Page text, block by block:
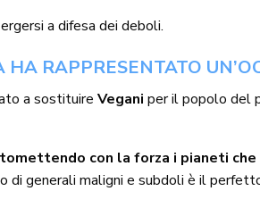
a difesa dei deboli.
HA RAPPRESENTATO
a sostituireVegani per il popolo del
con la forza i pianeti
di generali maligni e subdoli è il